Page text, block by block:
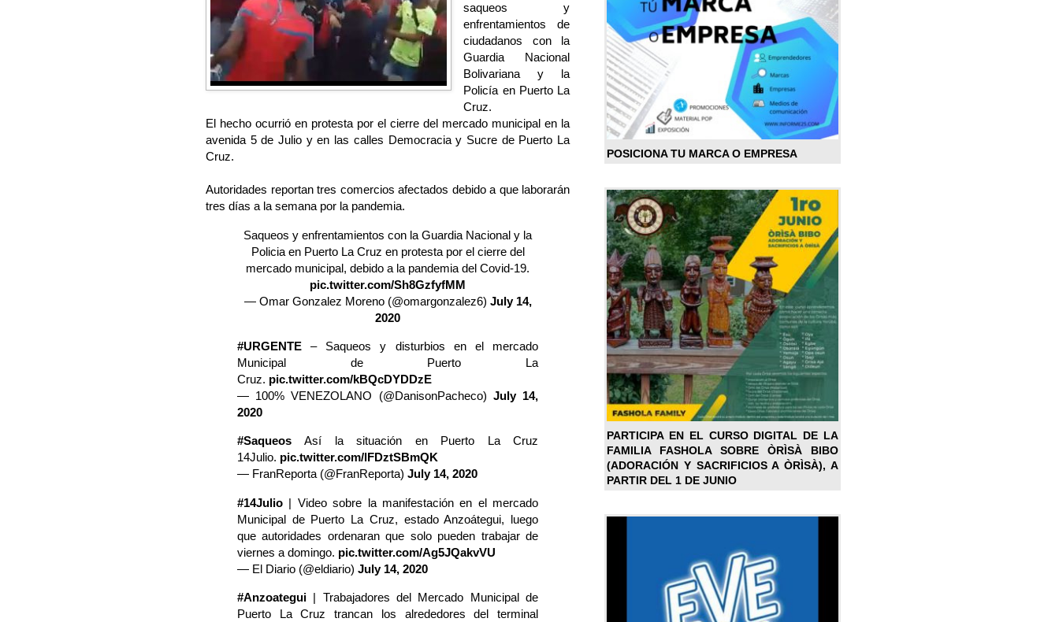
saqueos y
enfrentamientos de
ciudadanos con la
Guardia Nacional
Bolivariana y la
Policía en Puerto La
Cruz.
El hecho ocurrió en protesta por el cierre del mercado municipal en la
avenida 5 de Julio y en las calles Democracia y Sucre de Puerto La
Cruz.
Autoridades reportan tres comercios afectados debido a que laborarán
tres días a la semana por la pandemia.
Saqueos y enfrentamientos con la Guardia Nacional y la
Policia en Puerto La Cruz en protesta por el cierre del
mercado municipal, debido a la pandemia del Covid-19.
pic.twitter.com/Sh8GzfyfMM
— Omar Gonzalez Moreno (@omargonzalez6) July 14,
2020
#URGENTE – Saqueos y disturbios en el mercado
Municipal de Puerto La
Cruz. pic.twitter.com/kBQcDYDDzE
— 100% VENEZOLANO (@DanisonPacheco) July 14,
2020
#Saqueos Así la situación en Puerto La Cruz
14Julio. pic.twitter.com/lFDztSBmQK
— FranReporta (@FranReporta) July 14, 2020
#14Julio | Video sobre la manifestación en el mercado
Municipal de Puerto La Cruz, estado Anzoátegui, luego
que autoridades ordenaran que solo pueden trabajar de
viernes a domingo. pic.twitter.com/Ag5JQakvVU
— El Diario (@eldiario) July 14, 2020
#Anzoategui | Trabajadores del Mercado Municipal de
Puerto La Cruz trancan los alrededores del terminal
POSICIONA TU MARCA O EMPRESA
PARTICIPA EN EL CURSO DIGITAL DE LA
FAMILIA FASHOLA SOBRE ÒRÌSÀ BIBO
(ADORACIÓN Y SACRIFICIOS A ÒRÌSÀ), A
PARTIR DEL 1 DE JUNIO